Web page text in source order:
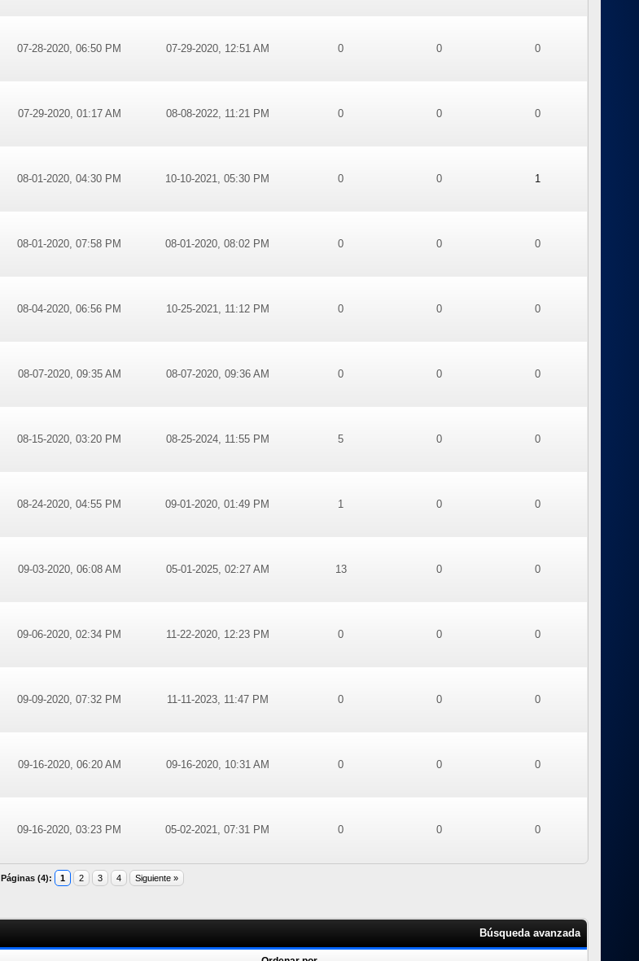
07-28-2020, 06:50 PM 07-29-2020, 12:51 AM 0 0 0
07-29-2020, 01:17 AM 08-08-2022, 11:21 PM 0 0 0
08-01-2020, 04:30 PM 10-10-2021, 05:30 PM 0 0 1
08-01-2020, 07:58 PM 08-01-2020, 08:02 PM 0 0 0
08-04-2020, 06:56 PM 10-25-2021, 11:12 PM 0 0 0
08-07-2020, 09:35 AM 08-07-2020, 09:36 AM 0 0 0
08-15-2020, 03:20 PM 08-25-2024, 11:55 PM 5 0 0
08-24-2020, 04:55 PM 09-01-2020, 01:49 PM 1 0 0
09-03-2020, 06:08 AM 05-01-2025, 02:27 AM 13 0 0
09-06-2020, 02:34 PM 11-22-2020, 12:23 PM 0 0 0
09-09-2020, 07:32 PM 11-11-2023, 11:47 PM 0 0 0
09-16-2020, 06:20 AM 09-16-2020, 10:31 AM 0 0 0
09-16-2020, 03:23 PM 05-02-2021, 07:31 PM 0 0 0
Páginas (4): 1 2 3 4 Siguiente »
Búsqueda avanzada